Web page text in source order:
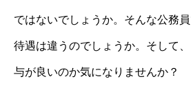
ではないでしょうか。そんな公務
待遇は違うのでしょうか。そして
与が良いのか気になりませんか？